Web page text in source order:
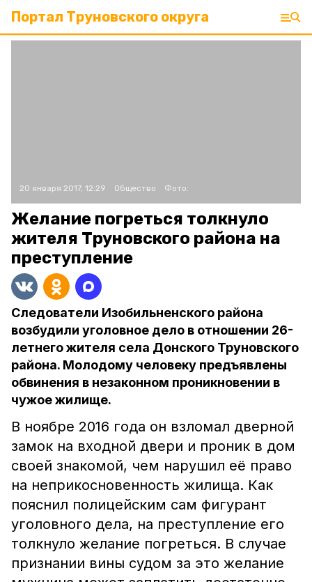
Портал Труновского округа
20 января 2017, 12:29 Общество Фото:
Желание погреться толкнуло
жителя Труновского района на
преступление
Следователи Изобильненского района
возбудили уголовное дело в отношении 26-
летнего жителя села Донского Труновского
района. Молодому человеку предъявлены
обвинения в незаконном проникновении в
чужое жилище.
В ноябре 2016 года он взломал дверной
замок на входной двери и проник в дом
своей знакомой, чем нарушил её право
на неприкосновенность жилища. Как
пояснил полицейским сам фигурант
уголовного дела, на преступление его
толкнуло желание погреться. В случае
признании вины судом за это желание